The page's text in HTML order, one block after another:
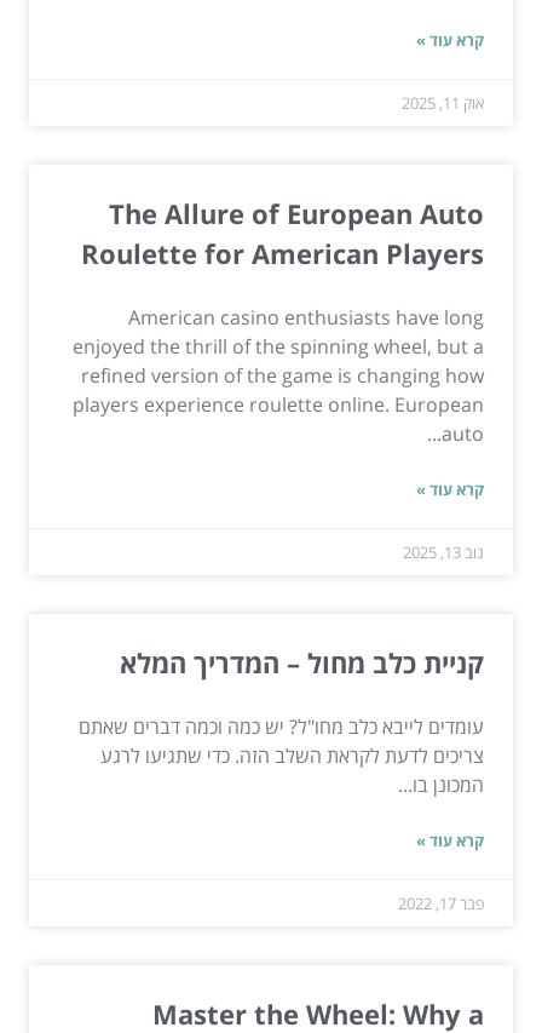
קרא עוד »
אוק 11, 2025
The Allure of European Auto
Roulette for American Players
American casino enthusiasts have long
enjoyed the thrill of the spinning wheel, but a
refined version of the game is changing how
players experience roulette online. European
auto...
קרא עוד »
נוב 13, 2025
קניית כלב מחול – המדריך המלא
עומדים לייבא כלב מחו"ל? יש כמה וכמה דברים שאתם
צריכים לדעת לקראת השלב הזה. כדי שתגיעו לרגע
המכונן בו...
קרא עוד »
פבר 17, 2022
Master the Wheel: Why a